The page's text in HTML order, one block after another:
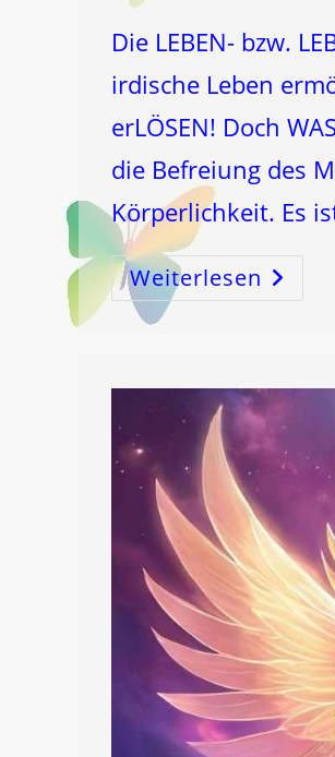
Die LEBEN- bzw.
irdische Leben
erLÖSEN! Doch
die Befreiung des
Körperlichkeit. Es
Weiterlesen Die
Abraham,